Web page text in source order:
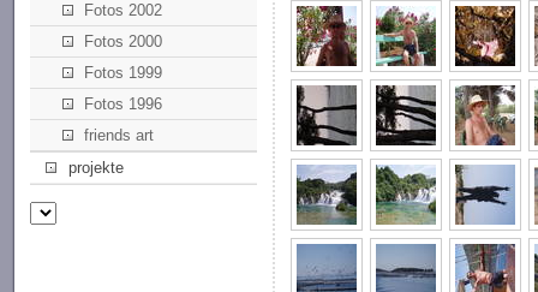
Fotos 2002
Fotos 2000
Fotos 1999
Fotos 1996
friends art
projekte